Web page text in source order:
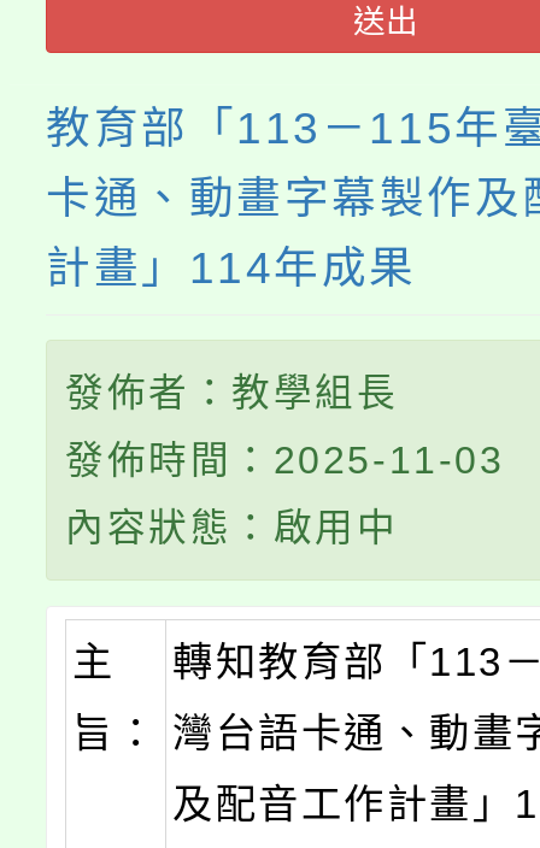
送出
教育部「113－115年
卡通、動畫字幕製作及
計畫」114年成果
發佈者：教學組長
發佈時間：2025-11-03
內容狀態：啟用中
主
旨：
轉知教育部「113
灣台語卡通、動畫
及配音工作計畫」